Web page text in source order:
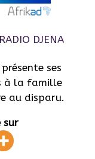
présente ses
à la famille
au disparu.
sur